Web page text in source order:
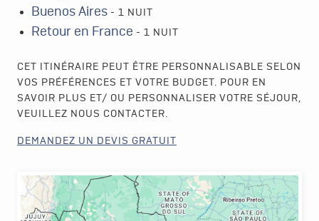
Buenos Aires - 1 NUIT
Retour en France - 1 NUIT
CET ITINÉRAIRE PEUT ÊTRE PERSONNALISABLE SELON
VOS PRÉFÉRENCES ET VOTRE BUDGET. POUR EN
SAVOIR PLUS ET/ OU PERSONNALISER VOTRE SÉJOUR,
VEUILLEZ NOUS CONTACTER.
DEMANDEZ UN DEVIS GRATUIT